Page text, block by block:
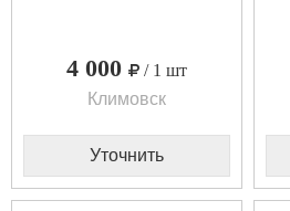
4 000
/ 1 шт
Климовск
Уточнить